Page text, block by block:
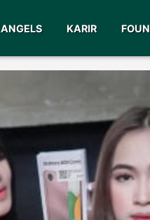
ANGELS KARIR